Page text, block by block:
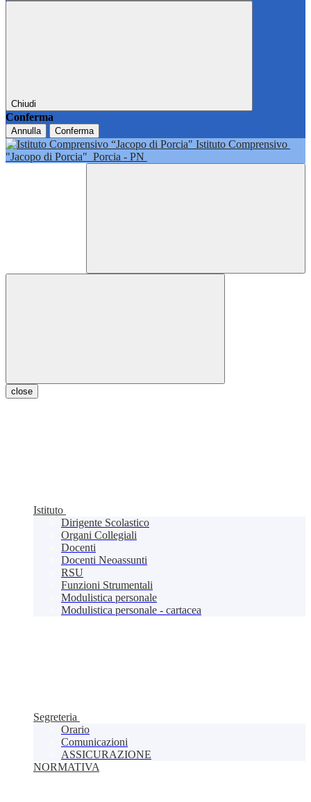
Chiudi
Conferma
Annulla Conferma
Istituto Comprensivo
"Jacopo di Porcia" Porcia - PN
close
Istituto
Dirigente Scolastico
Organi Collegiali
Docenti
Docenti Neoassunti
RSU
Funzioni Strumentali
Modulistica personale
Modulistica personale - cartacea
Segreteria
Orario
Comunicazioni
ASSICURAZIONE
NORMATIVA